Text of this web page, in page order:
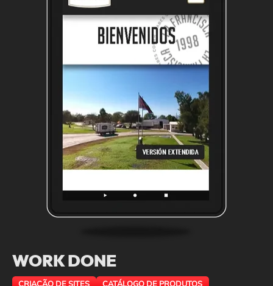
WORK DONE
CRIAÇÃO DE SITES CATÁLOGO DE PRODUTOS